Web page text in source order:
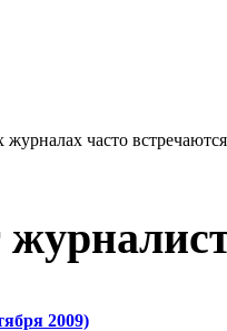
часто
2009)